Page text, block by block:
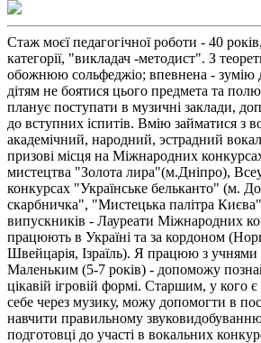
Стаж моєї педагогічної роботи - 40
категорії, "викладач -методист". З
обожнюю сольфеджіо; впевнена -
дітям не боятися цього предмета та
планує поступати в музичні заклади,
до вступних іспитів. Вмію займатися з
академічний, народний, эстрадний
призові місця на Міжнародних
мистецтва "Золота лира"(м.Дніпро),
конкурсах "Українське бельканто" (м.
скарбничка", "Мистецька палітра
випускників - Лауреати Міжнародних
працюють в Україні та за кордоном
Швейцарія, Ізраїль). Я працюю з учнями
Маленьким (5-7 років) - допоможу
цікавій ігровій формі. Старшим, у кого
себе через музику, можу допомогти в
навчити правильному
подготовці до участі в вокальних